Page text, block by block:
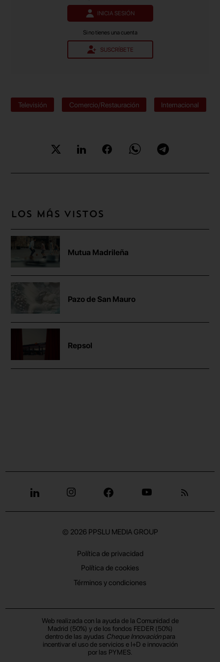
INICIA SESIÓN
Si no tienes una cuenta
SUSCRÍBETE
Televisión Comercio/Restauración Internacional
Los más vistos
Mutua Madrileña
Pazo de San Mauro
Repsol
© 2026 PPSLU MEDIA GROUP
Política de privacidad
Política de cookies
Términos y condiciones
Web realizada con la ayuda de la Comunidad de
Madrid (50%) y de los fondos FEDER (50%)
dentro de las ayudas Cheque Innovaciónpara
incentivar el uso de servicios e I+D e innovación
por las PYMES.